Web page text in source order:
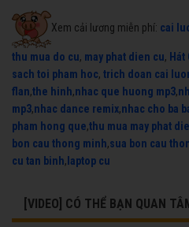
Xem cải lương miễn phí: cai
thu mua do cu, may phat dien cu, Hát
sach toi pham hoc, trich doan cai
flan,the hinh,nhac que huong mp3,
mp3,nhac dance remix,nhac cho ba
pham hong que,thu mua may phat
bon cau thong minh,sua bon cau
cu tan binh, laptop cu
[VIDEO] CÓ THỂ BẠN QUAN